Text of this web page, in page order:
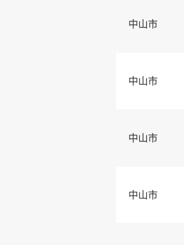
中山市
中山市
中山市
中山市